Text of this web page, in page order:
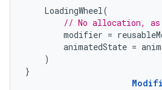
LoadingWheel(
// No allocation, as
modifier =
animatedState =
)
}